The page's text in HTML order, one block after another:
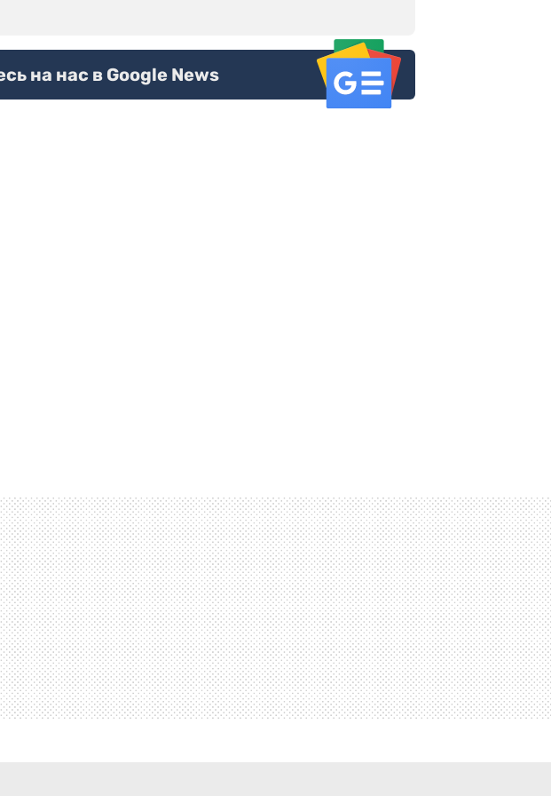
на нас в Google News